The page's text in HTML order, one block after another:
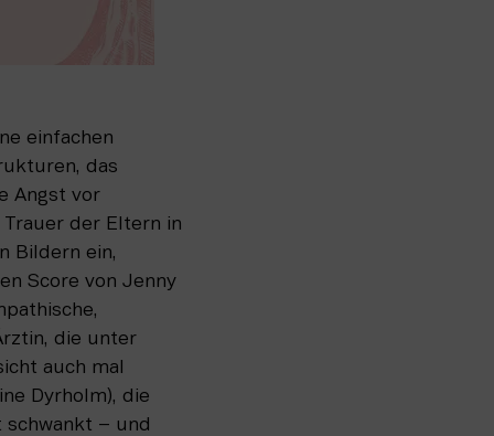
einfachen
das
Angst vor
der Eltern in
Bildern ein,
Score von Jenny
die unter
auch mal
Dyrholm), die
schwankt – und